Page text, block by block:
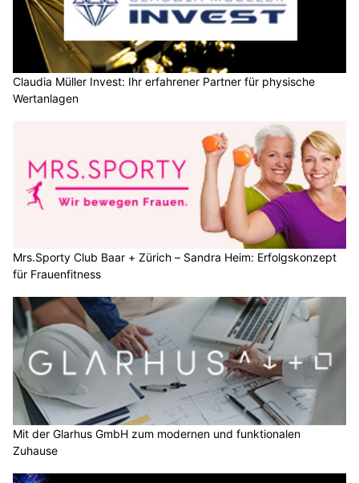
Claudia Müller Invest: Ihr erfahrener Partner für physische
Wertanlagen
Mrs.Sporty Club Baar + Zürich – Sandra Heim: Erfolgskonzept
für Frauenfitness
Mit der Glarhus GmbH zum modernen und funktionalen
Zuhause